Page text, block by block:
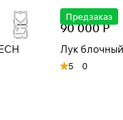
Предзаказ
90 000 Р
Лук
5 0
Получайте товар
Оставшиеся